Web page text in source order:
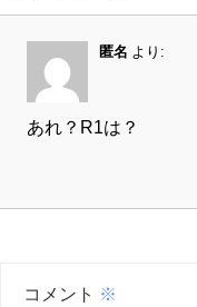
匿名 より:
あれ？R1は？
コメント ※